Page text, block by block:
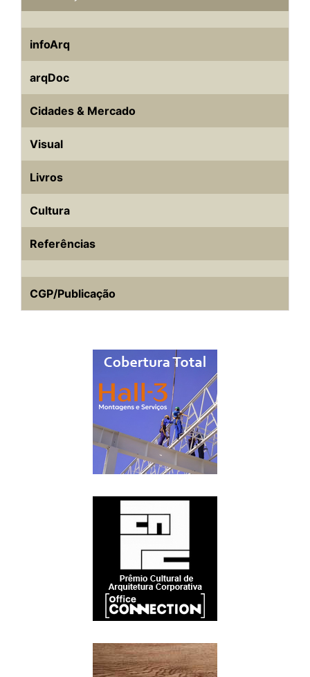
infoArq
arqDoc
Cidades & Mercado
Visual
Livros
Cultura
Referências
CGP/Publicação